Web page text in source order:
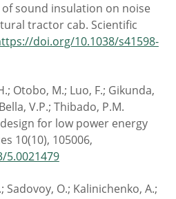
of sound insulation on noise
tractor cab. Scientific
doi.org/10.1038/s41598-
Otobo, M.; Luo, F.; Gikunda,
V.P.; Thibado, P.M.
for low power energy
10(10), 105006,
Sadovoy, O.; Kalinichenko, A.;